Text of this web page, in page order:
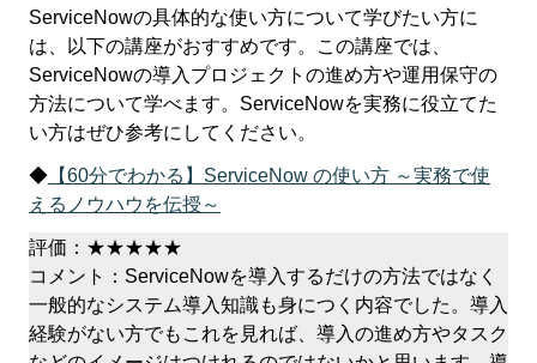
ServiceNowの具体的な使い方について学びたい方に
は、以下の講座がおすすめです。この講座では、
ServiceNowの導入プロジェクトの進め方や運用保守の
方法について学べます。ServiceNowを実務に役立てた
い方はぜひ参考にしてください。
◆【60分でわかる】ServiceNow の使い方 ～実務で使
えるノウハウを伝授～
評価：★★★★★
コメント：ServiceNowを導入するだけの方法ではなく
一般的なシステム導入知識も身につく内容でした。導入
経験がない方でもこれを見れば、導入の進め方やタスク